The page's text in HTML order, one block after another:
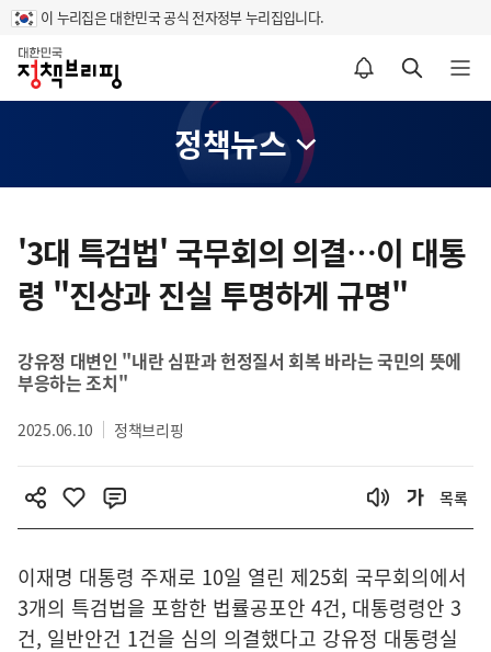
이 누리집은 대한민국 공식 전자정부 누리집입니다.
홈
알림설정 바로가기 검색 바로가기 메뉴 열기
정책뉴스
텐
영
'3대 특검법' 국무회의 의결…이 대통
령 "진상과 진실 투명하게 규명"
강유정 대변인 "내란 심판과 헌정질서 회복 바라는 국민의 뜻에
부응하는 조치"
2025.06.10 정책브리핑
목록
이재명 대통령 주재로 10일 열린 제25회 국무회의에서
3개의 특검법을 포함한 법률공포안 4건, 대통령령안 3
건, 일반안건 1건을 심의 의결했다고 강유정 대통령실